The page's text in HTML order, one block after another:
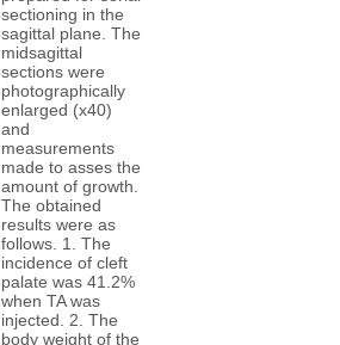
sectioning in the
sagittal plane. The
midsagittal
sections were
photographically
enlarged (x40)
and
measurements
made to asses the
amount of growth.
The obtained
results were as
follows. 1. The
incidence of cleft
palate was 41.2%
when TA was
injected. 2. The
body weight of the